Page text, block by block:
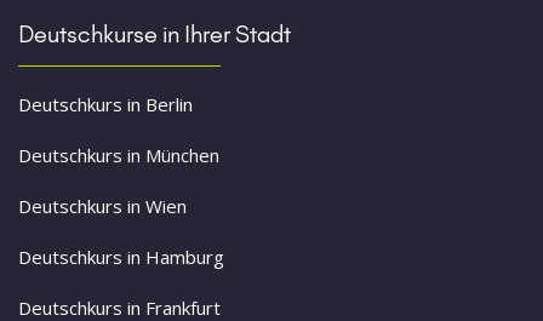
Deutschkurse in Ihrer Stadt
Deutschkurs in Berlin
Deutschkurs in München
Deutschkurs in Wien
Deutschkurs in Hamburg
Deutschkurs in Frankfurt